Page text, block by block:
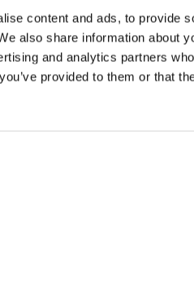
content and ads, to provide
also share information about
and analytics partners
provided to them or that